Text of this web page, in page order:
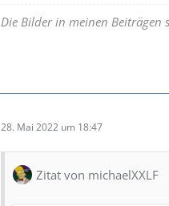
Die Bilder in meinen Beiträgen
28. Mai 2022 um 18:47
Zitat von michaelXXLF